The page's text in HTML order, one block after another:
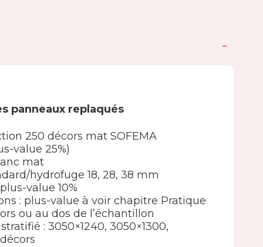
panneaux replaqués
250 décors mat SOFEMA
value 25%)
mat
hydrofuge 18, 28, 38 mm
value 10%
: plus-value à voir chapitre Pratique
ou au dos de l’échantillon
: 3050×1240, 3050×1300,